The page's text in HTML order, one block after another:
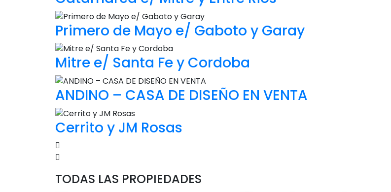
Primero de Mayo e/ Gaboto y Garay
Mitre e/ Santa Fe y Cordoba
ANDINO – CASA DE DISEÑO EN VENTA
Cerrito y JM Rosas
TODAS LAS PROPIEDADES